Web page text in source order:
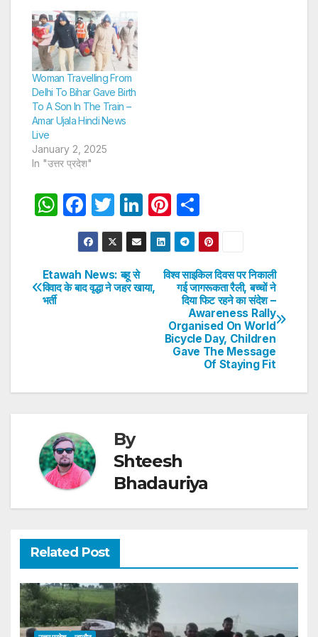
Woman Travelling From
Delhi To Bihar Gave Birth
To A Son In The Train –
Amar Ujala Hindi News
Live
January 2, 2025
In "उत्तर प्रदेश"
W
s
A
F
a
c
e
b
T
w
itt
er
Li
n
k
dI
Pi
nt
er
e
st
h
ar
e
Post
navigation
विश्व साइकिल दिवस पर निकाली
गई जागरूकता रैली, बच्चों ने
दिया फिट रहने का संदेश –
Awareness Rally
Organised On World
Bicycle Day, Children
Gave The Message
Of Staying Fit
Etawah News: बहू से
विवाद के बाद वृद्धा ने जहर खाया,
भर्ती
By
Shteesh
Bhadauriya
Related Post